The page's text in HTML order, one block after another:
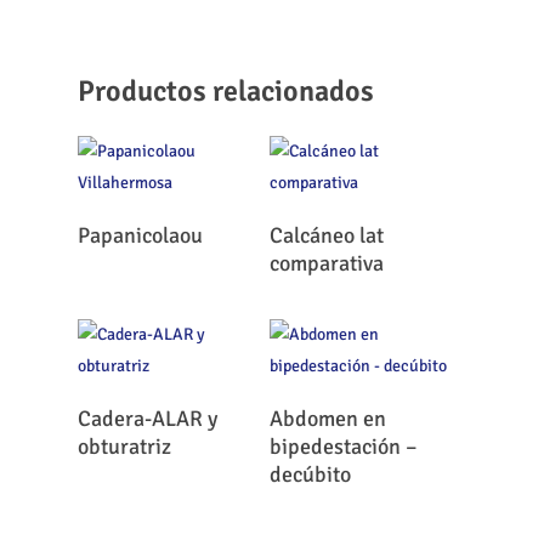
Productos relacionados
Leer Más
Papanicolaou Leer Más
Calcáneo lat
comparativa
Leer Más
Cadera-ALAR y
obturatriz
Abdomen en
bipedestación –
decúbito